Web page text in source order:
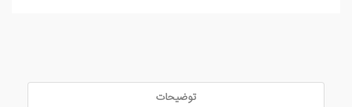
توضیحات